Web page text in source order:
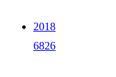
2018
6826